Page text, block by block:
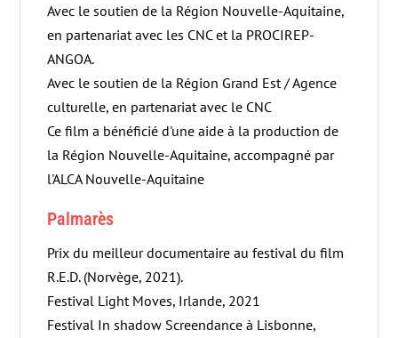
Avec le soutien de la Région Nouvelle-Aquitaine,
en partenariat avec les CNC et la PROCIREP-
ANGOA.
Avec le soutien de la Région Grand Est / Agence
culturelle, en partenariat avec le CNC
Ce film a bénéficié d'une aide à la production de
la Région Nouvelle-Aquitaine, accompagné par
l'ALCA Nouvelle-Aquitaine
Palmarès
Prix du meilleur documentaire au festival du film
R.E.D. (Norvège, 2021).
Festival Light Moves, Irlande, 2021
Festival In shadow Screendance à Lisbonne,